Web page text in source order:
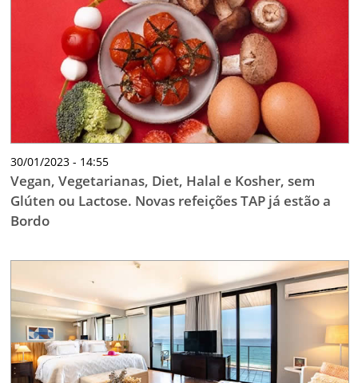
30/01/2023 - 14:55
Vegan, Vegetarianas, Diet, Halal e Kosher, sem
Glúten ou Lactose. Novas refeições TAP já estão a
Bordo